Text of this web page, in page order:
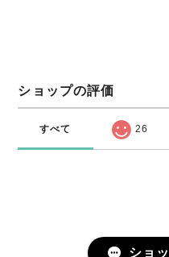
ショップの評価
すべて 26
ショ